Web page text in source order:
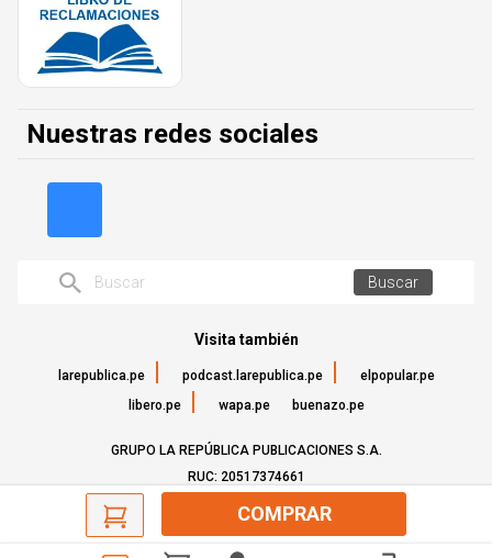
Nuestras redes sociales
Buscar
Visita también
larepublica.pe podcast.larepublica.pe
elpopular.pe
libero.pe
wapa.pe buenazo.pe
GRUPO LA REPÚBLICA PUBLICACIONES S.A.
RUC: 20517374661
©Todos los derechos reservados - 2022
COMPRAR